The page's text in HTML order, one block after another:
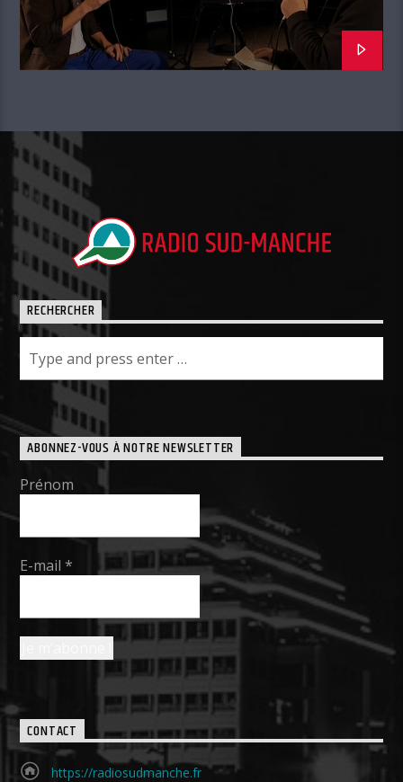
RECHERCHER
ABONNEZ-VOUS À NOTRE NEWSLETTER
Prénom
E-mail*
CONTACT
https://radiosudmanche.fr